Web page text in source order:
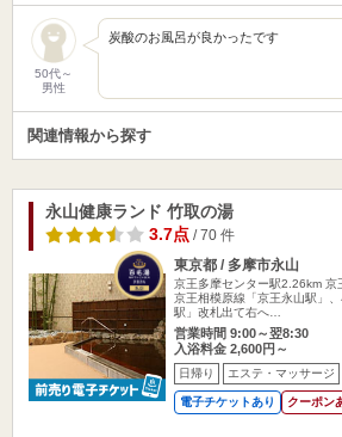
50代～
男性
炭酸のお風呂が良かったです
関連情報から探す
永山健康ランド 竹取の湯
3.7点/ 70 件
東京都 / 多摩市永山
京王多摩センター駅2.26km 京
京王相模原線「京王永山駅」
駅」改札出て右へ…
営業時間 9:00～翌8:30
入浴料金 2,600円～
日帰り エステ・マッサージ
電子チケットあり クーポン